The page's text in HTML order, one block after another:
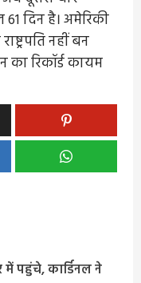
61 दिन है। अमेरिकी
नहीं बन
रिकॉर्ड कायम
पहुंचे, कार्डिनल ने